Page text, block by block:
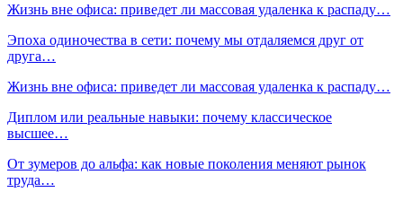
Жизнь вне офиса: приведет ли массовая удаленка к распаду…
Эпоха одиночества в сети: почему мы отдаляемся друг от
друга…
Жизнь вне офиса: приведет ли массовая удаленка к распаду…
Диплом или реальные навыки: почему классическое
высшее…
От зумеров до альфа: как новые поколения меняют рынок
труда…